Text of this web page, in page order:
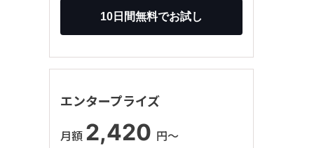
エンタープライズ
月額 2,420 円〜